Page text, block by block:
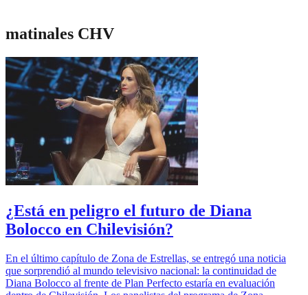
matinales CHV
¿Está en peligro el futuro de Diana
Bolocco en Chilevisión?
En el último capítulo de Zona de Estrellas, se entregó una noticia
que sorprendió al mundo televisivo nacional: la continuidad de
Diana Bolocco al frente de Plan Perfecto estaría en evaluación